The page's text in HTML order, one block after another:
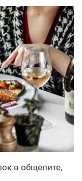
в общепите,